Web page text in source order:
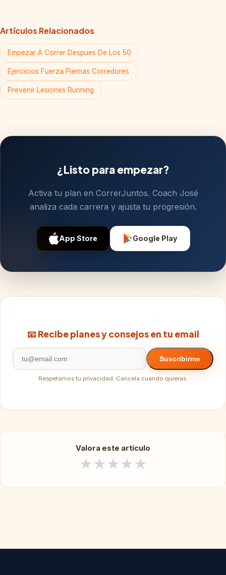
Artículos Relacionados
Empezar A Correr Despues De Los 50
Ejercicios Fuerza Piernas Corredores
Prevenir Lesiones Running
¿Listo para empezar?
Activa tu plan en CorrerJuntos. Coach José
analiza cada carrera y ajusta tu progresión.
App Store Google Play
📧 Recibe planes y consejos en tu email
Suscribirme
Respetamos tu privacidad. Cancela cuando quieras.
Valora este artículo
★★★★★